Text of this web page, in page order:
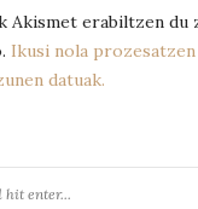
Akismet erabiltzen du
Ikusi nola
datuak.